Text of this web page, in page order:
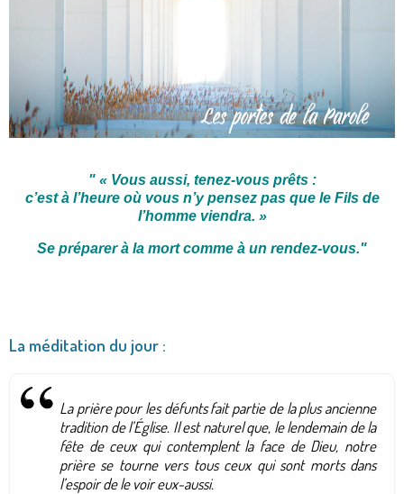
" « Vous aussi, tenez-vous prêts :
c’est à l’heure où vous n’y pensez pas que le Fils de
l’homme viendra. »
Se préparer à la mort comme à un rendez-vous."
La méditation du jour :
La prière pour les défunts fait partie de la plus ancienne
tradition de l’Église. Il est naturel que, le lendemain de la
fête de ceux qui contemplent la face de Dieu, notre
prière se tourne vers tous ceux qui sont morts dans
l’espoir de le voir eux-aussi.